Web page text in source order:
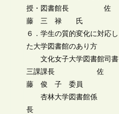
授・図書館長 佐
藤 三 禄 氏
６．学生の質的変化に対応し
た大学図書館のあり方
文化女子大学図書館司書
三課課長 佐
藤 俊 子 委員
杏林大学図書館係
長